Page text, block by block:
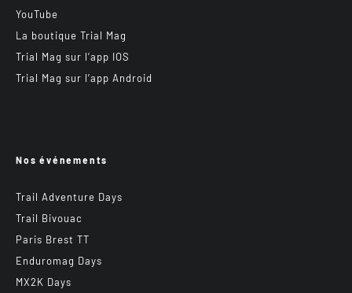
YouTube
La boutique Trial Mag
Trial Mag sur l’app IOS
Trial Mag sur l’app Android
Nos événements
Trail Adventure Days
Trail Bivouac
Paris Brest TT
Enduromag Days
MX2K Days